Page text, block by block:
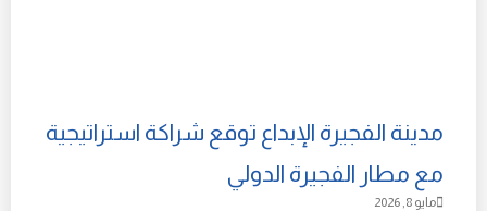
مدينة الفجيرة الإبداع توقع شراكة استراتيجية
مع مطار الفجيرة الدولي
مايو 8, 2026